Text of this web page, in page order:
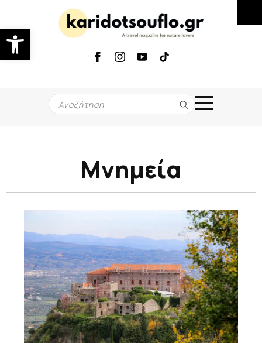
Ανοίξτε τη γραμμή εργαλείων
Search
for:
Μνημεία